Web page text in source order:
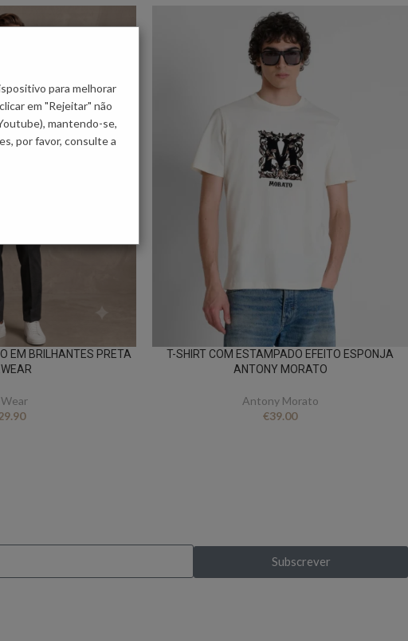
EM BRILHANTES PRETA
T-SHIRT COM ESTAMPADO EFEITO ESPONJA
ANTONY MORATO
Antony Morato
€39.00
Subscrever
para melhorar
em "Rejeitar" não
mantendo-se,
por favor, consulte a